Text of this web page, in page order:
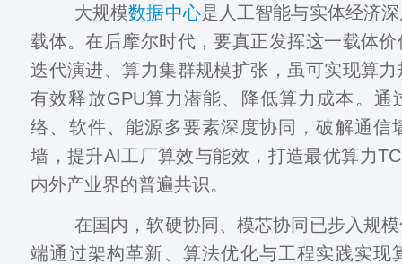
大规模数据中心是人工智能与实体经济
载体。在后摩尔时代，要真正发挥这一载体
迭代演进、算力集群规模扩张，虽可实现算
有效释放GPU算力潜能、降低算力成本。通
络、软件、能源多要素深度协同，破解通信
墙，提升AI工厂算效与能效，打造最优算力
内外产业界的普遍共识。
在国内，软硬协同、模芯协同已步入规模
端通过架构革新、算法优化与工程实践实现